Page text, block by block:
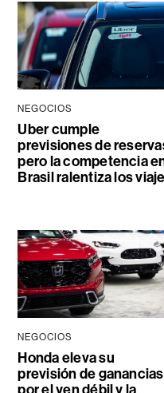
NEGOCIOS
Uber cumple
previsiones de
pero la competencia
Brasil ralentiza los
NEGOCIOS
Honda eleva su
previsión de ganancias